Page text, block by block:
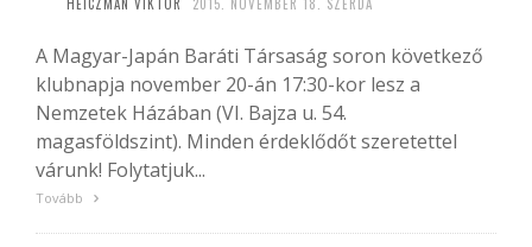
A Magyar-Japán Baráti Társaság soron következő
klubnapja november 20-án 17:30-kor lesz a
Nemzetek Házában (VI. Bajza u. 54.
magasföldszint). Minden érdeklődőt szeretettel
várunk! Folytatjuk...
Tovább